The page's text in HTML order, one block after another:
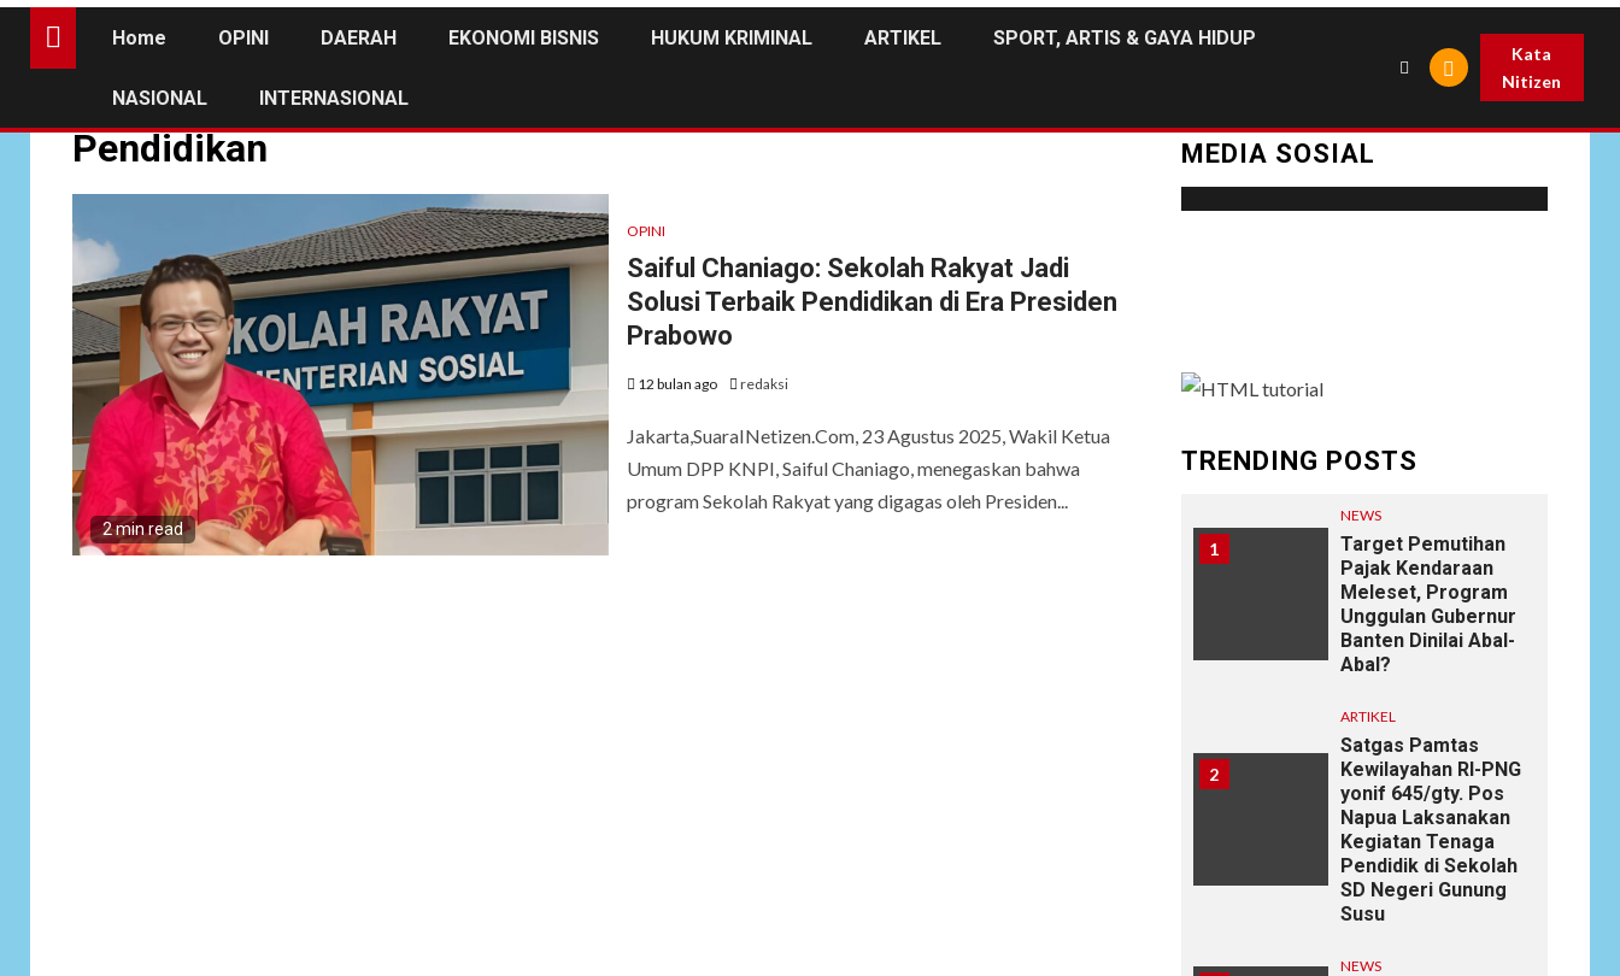
Home OPINI DAERAH EKONOMI BISNIS HUKUM KRIMINAL ARTIKEL SPORT, ARTIS & GAYA HIDUP
NASIONAL INTERNASIONAL
Kata
Nitizen
Pendidikan
2 min read
OPINI
Saiful Chaniago: Sekolah Rakyat Jadi
Solusi Terbaik Pendidikan di Era Presiden
Prabowo
12 bulan ago redaksi
Jakarta,SuaraINetizen.Com, 23 Agustus 2025, Wakil Ketua
Umum DPP KNPI, Saiful Chaniago, menegaskan bahwa
program Sekolah Rakyat yang digagas oleh Presiden...
MEDIA SOSIAL
TRENDING POSTS
1
NEWS
Target Pemutihan
Pajak Kendaraan
Meleset, Program
Unggulan Gubernur
Banten Dinilai Abal-
Abal?
2
ARTIKEL
Satgas Pamtas
Kewilayahan RI-PNG
yonif 645/gty. Pos
Napua Laksanakan
Kegiatan Tenaga
Pendidik di Sekolah
SD Negeri Gunung
Susu
NEWS